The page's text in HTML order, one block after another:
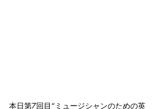
本日第7回目“ミュージシャンのための英